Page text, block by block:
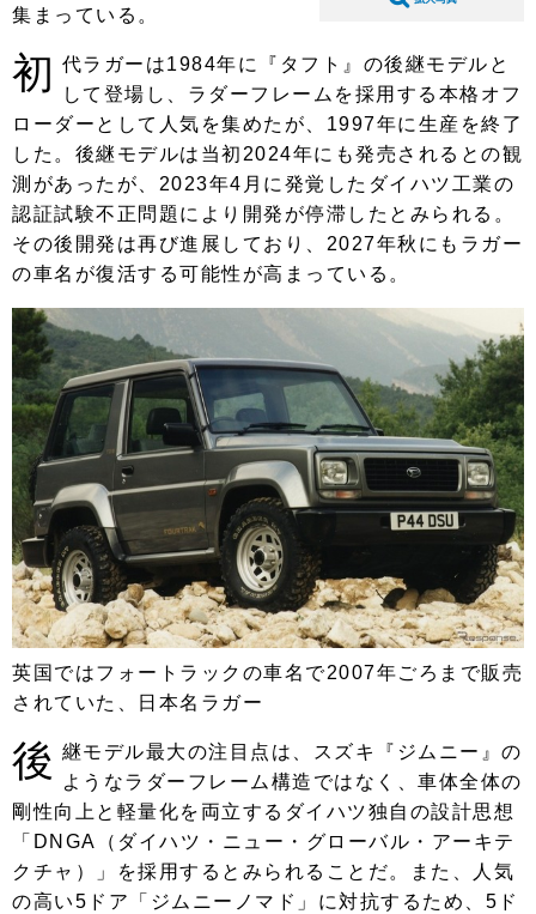
ェクト
インタビュー
イベント告知 イベントレポート
集まっている。
初 代ラガーは1984年に『タフト』の後継モデルと
して登場し、ラダーフレームを採用する本格オフ
ローダーとして人気を集めたが、1997年に生産を終了
した。後継モデルは当初2024年にも発売されるとの観
測があったが、2023年4月に発覚したダイハツ工業の
認証試験不正問題により開発が停滞したとみられる。
その後開発は再び進展しており、2027年秋にもラガー
の車名が復活する可能性が高まっている。
英国ではフォートラックの車名で2007年ごろまで販売
されていた、日本名ラガー
後 継モデル最大の注目点は、スズキ『ジムニー』の
ようなラダーフレーム構造ではなく、車体全体の
剛性向上と軽量化を両立するダイハツ独自の設計思想
「DNGA（ダイハツ・ニュー・グローバル・アーキテ
クチャ）」を採用するとみられることだ。また、人気
の高い5ドア「ジムニーノマド」に対抗するため、5ド